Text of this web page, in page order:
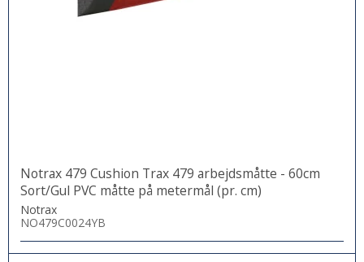
Notrax 479 Cushion Trax 479 arbejdsmåtte - 60cm
Sort/Gul PVC måtte på metermål (pr. cm)
Notrax
NO479C0024YB